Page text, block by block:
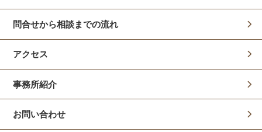
問合せから相談までの流れ
アクセス
事務所紹介
お問い合わせ